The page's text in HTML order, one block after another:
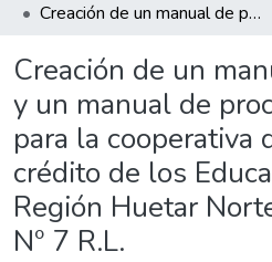
Creación de un manual de puestos y un manual de procedimientos para la cooperativa de ahorro y crédito de los Educadores de la Región Huetar Norte, COOPEANDE Nº 7 R.L.
Creación de un
y un manual de
para la cooperativa
crédito de los
Región Huetar
Nº 7 R.L.